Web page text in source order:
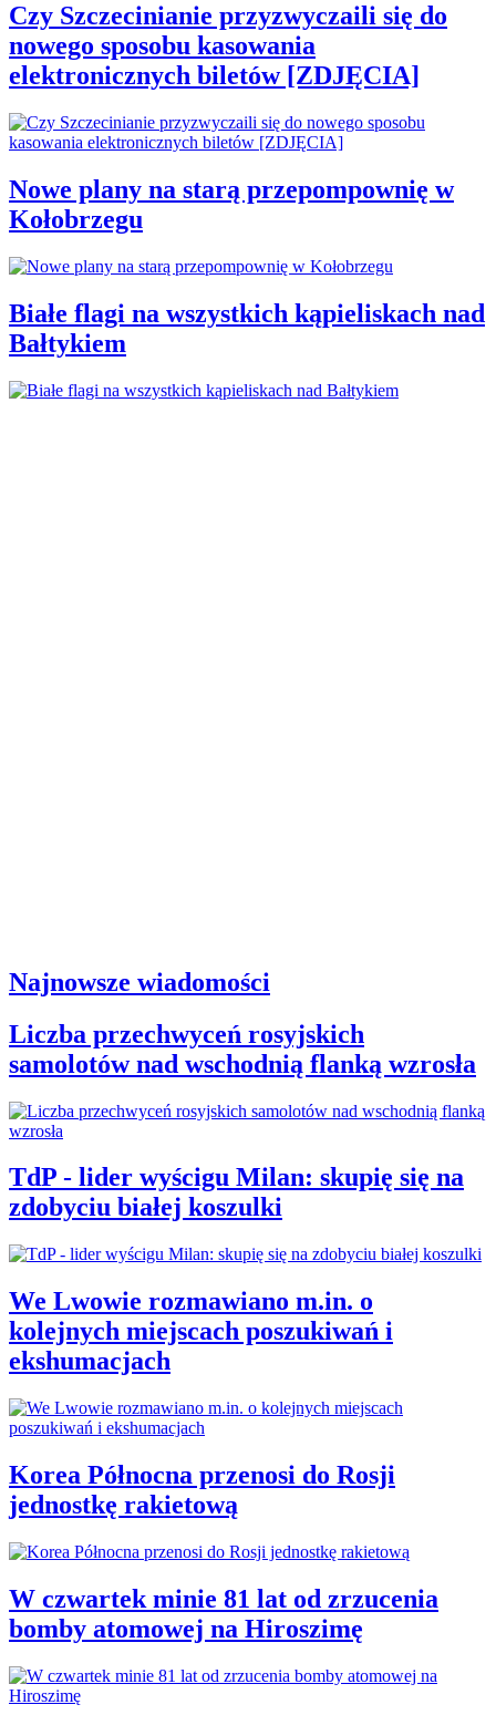
Czy Szczecinianie przyzwyczaili się do
nowego sposobu kasowania
elektronicznych biletów [ZDJĘCIA]
Nowe plany na starą przepompownię w
Kołobrzegu
Białe flagi na wszystkich kąpieliskach nad
Bałtykiem
Najnowsze wiadomości
Liczba przechwyceń rosyjskich
samolotów nad wschodnią flanką wzrosła
TdP - lider wyścigu Milan: skupię się na
zdobyciu białej koszulki
We Lwowie rozmawiano m.in. o
kolejnych miejscach poszukiwań i
ekshumacjach
Korea Północna przenosi do Rosji
jednostkę rakietową
W czwartek minie 81 lat od zrzucenia
bomby atomowej na Hiroszimę